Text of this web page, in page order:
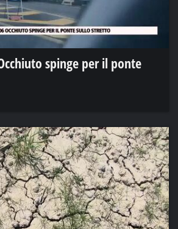
spinge per il ponte